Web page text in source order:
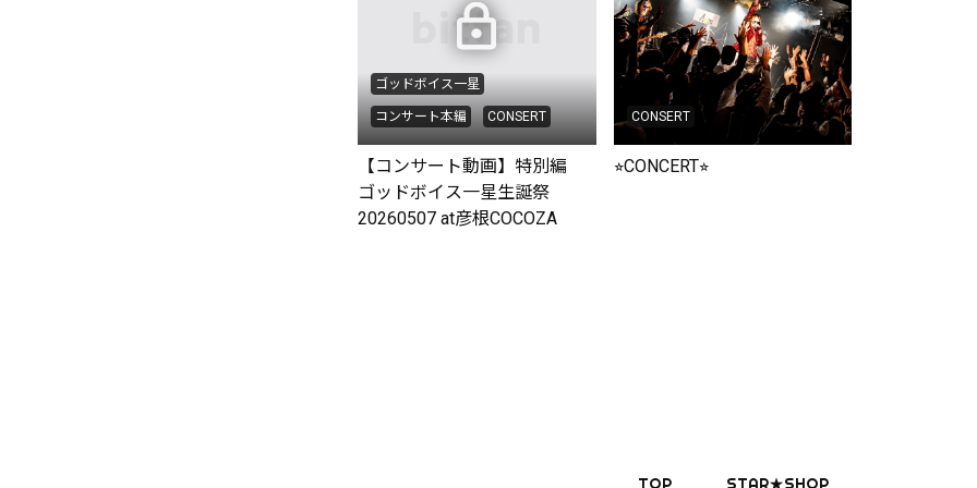
ゴッドボイス一星
コンサート本編 CONSERT
【コンサート動画】特別編
ゴッドボイス一星生誕祭
20260507 at彦根COCOZA
CONSERT
⭐︎CONCERT⭐︎
TOP STAR★SHOP